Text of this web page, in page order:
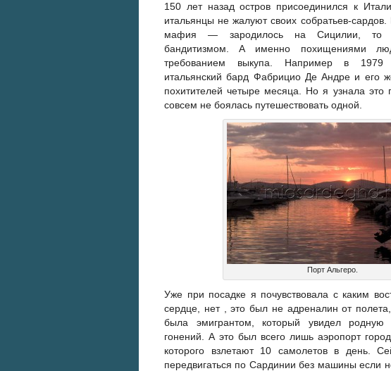
150 лет назад остров присоединился к
итальянцы не жалуют своих собратьев-сардов.
мафия — зародилось на Сицилии, то
бандитизмом. А именно похищениями
требованием выкупа. Например в 1979
итальянский бард Фабрицио Де Андре и его
похитителей четыре месяца. Но я узнала это
совсем не боялась путешествовать одной.
Порт Альгеро.
Уже при посадке я почувствовала с каким
сердце, нет , это был не адреналин от
была эмигрантом, который увидел
гонений. А это был всего лишь аэропорт
которого взлетают 10 самолетов в день.
передвигаться по Сардинии без машины если